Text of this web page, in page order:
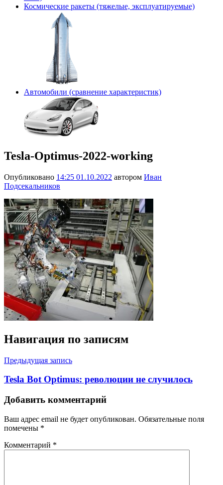
Космические ракеты (тяжелые, эксплуатируемые)
Автомобили (сравнение характеристик)
Tesla-Optimus-2022-working
Опубликовано 14:25 01.10.2022 автором Иван
Подсекальников
Навигация по записям
Предыдущая запись
Tesla Bot Optimus: революции не случилось
Добавить комментарий
Ваш адрес email не будет опубликован. Обязательные поля
помечены *
Комментарий *